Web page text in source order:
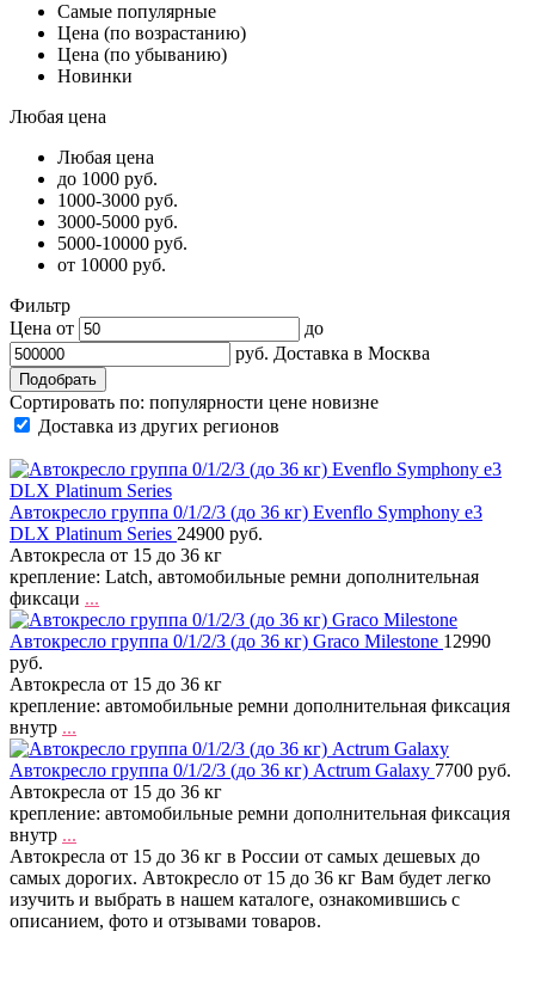
Самые популярные
Цена (по возрастанию)
Цена (по убыванию)
Новинки
Любая цена
Любая цена
до 1000 руб.
1000-3000 руб.
3000-5000 руб.
5000-10000 руб.
от 10000 руб.
Фильтр
Цена от
до
руб. Доставка в Москва
Сортировать по: популярности цене новизне
Доставка из других регионов
Автокресло группа 0/1/2/3 (до 36 кг) Evenflo Symphony e3
DLX Platinum Series 24900 руб.
Автокресла от 15 до 36 кг
крепление: Latch, автомобильные ремни дополнительная
фиксаци ...
Автокресло группа 0/1/2/3 (до 36 кг) Graco Milestone 12990
руб.
Автокресла от 15 до 36 кг
крепление: автомобильные ремни дополнительная фиксация
внутр ...
Автокресло группа 0/1/2/3 (до 36 кг) Actrum Galaxy 7700 руб.
Автокресла от 15 до 36 кг
крепление: автомобильные ремни дополнительная фиксация
внутр ...
Автокресла от 15 до 36 кг в России от самых дешевых до
самых дорогих. Автокресло от 15 до 36 кг Вам будет легко
изучить и выбрать в нашем каталоге, ознакомившись с
описанием, фото и отзывами товаров.